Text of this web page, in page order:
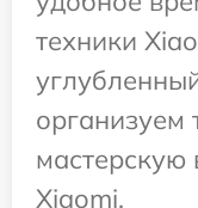
техники
организуем
мастерскую
Xiaomi.